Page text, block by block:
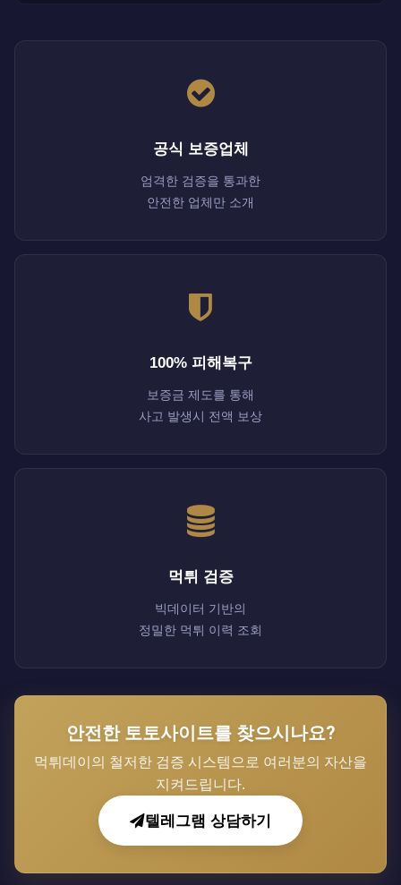
공식 보증업체
엄격한 검증을 통과한
안전한 업체만 소개
100% 피해복구
보증금 제도를 통해
사고 발생시 전액 보상
먹튀 검증
빅데이터 기반의
정밀한 먹튀 이력 조회
안전한 토토사이트를 찾으시나요?
먹튀데이의 철저한 검증 시스템으로 여러분의 자산을
지켜드립니다.
텔레그램 상담하기